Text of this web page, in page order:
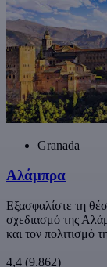
Granada
Αλάμπρα
Εξασφαλίστε τη
σχεδιασμό της
και τον πολιτισμό
4,4 (9.862)